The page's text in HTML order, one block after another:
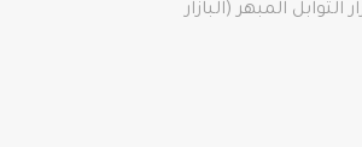
المبهر (البازار